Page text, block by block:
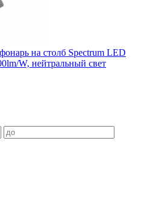
на столб Spectrum LED
W, нейтральный свет